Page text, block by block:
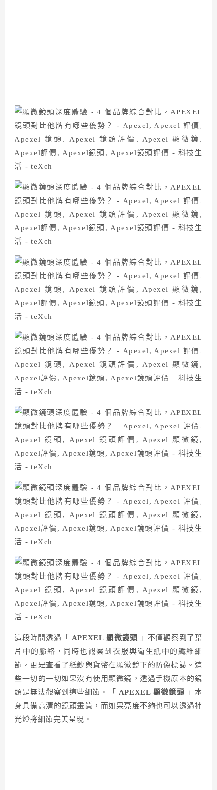
這段時間透過「 APEXEL 顯微鏡頭 」不僅觀察到了葉
片中的脈絡，同時也觀察到衣服與衛生紙中的纖維細
節，更是查看了紙鈔與貨幣在顯微鏡下的防偽標誌。這
些一切的一切如果沒有使用顯微鏡，透過手機原本的鏡
頭是無法觀察到這些細節。「
APEXEL 顯微鏡頭 」本
身具備高清的鏡頭畫質，而如果亮度不夠也可以透過補
光燈將細節完美呈現。